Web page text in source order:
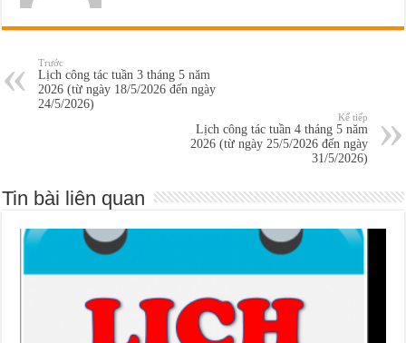
Trước
Lịch công tác tuần 3 tháng 5 năm
2026 (từ ngày 18/5/2026 đến ngày
24/5/2026)
Kế tiếp
Lịch công tác tuần 4 tháng 5 năm
2026 (từ ngày 25/5/2026 đến ngày
31/5/2026)
Tin bài liên quan